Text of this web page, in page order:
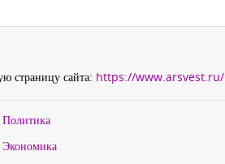
страницу сайта: https://www.arsvest.ru/
Политика
Экономика